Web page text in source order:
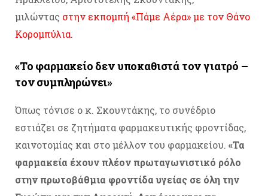
μιλώντας στην εκπομπή «Πάμε Αέρα» με τον Θάνο
Κορομπύλια.
«Το φαρμακείο δεν υποκαθιστά τον γιατρό –
τον συμπληρώνει»
Όπως τόνισε ο κ. Σκουντάκης, το συνέδριο
εστιάζει σε ζητήματα φαρμακευτικής φροντίδας,
καινοτομίας και στο μέλλον του φαρμακείου. «Τα
φαρμακεία έχουν πλέον πρωταγωνιστικό ρόλο
στην πρωτοβάθμια φροντίδα υγείας σε όλη την